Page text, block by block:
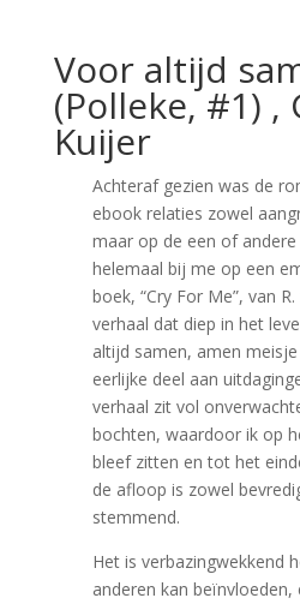
Voor altijd
(Polleke, #1) ,
Kuijer
Achteraf gezien was de
ebook relaties zowel
maar op de een of
helemaal bij me op een
boek, “Cry For Me”, van
verhaal dat diep in het
altijd samen, amen
eerlijke deel aan
verhaal zit vol
bochten, waardoor ik op
bleef zitten en tot het
de afloop is zowel
stemmend.
Het is verbazingwekkend
anderen kan